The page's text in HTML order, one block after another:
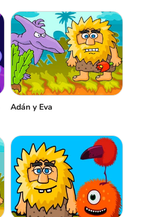
Adán y Eva